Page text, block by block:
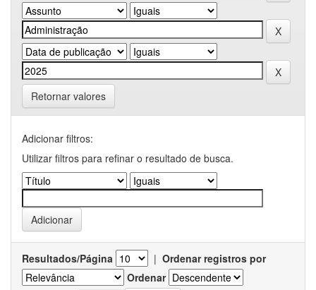
Retornar valores
Adicionar filtros:
Utilizar filtros para refinar o resultado de busca.
Resultados/Página | Ordenar registros por
Ordenar